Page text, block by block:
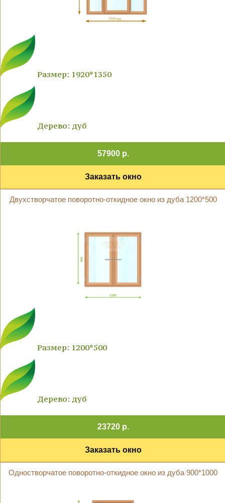
Размер: 1920*1350
Дерево: дуб
57900 р.
Заказать окно
Двухстворчатое поворотно-откидное окно из дуба 1200*500
Размер: 1200*500
Дерево: дуб
23720 р.
Заказать окно
Одностворчатое поворотно-откидное окно из дуба 900*1000